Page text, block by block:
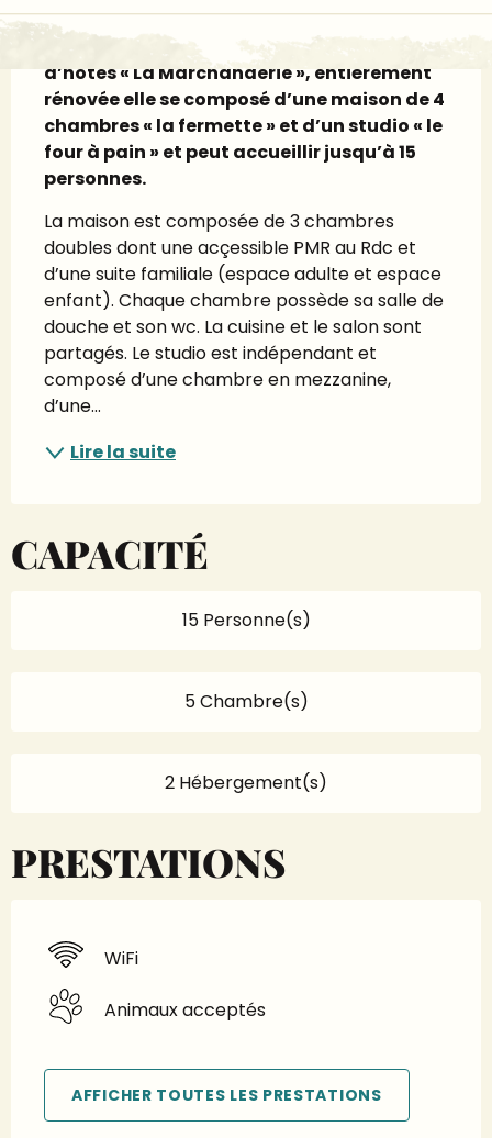
Description
Nous vous recevons dans notre maison
d’hôtes « La Marchanderie », entièrement
rénovée elle se composé d’une maison de 4
chambres « la fermette » et d’un studio « le
four à pain » et peut accueillir jusqu’à 15
personnes.
La maison est composée de 3 chambres
doubles dont une acçessible PMR au Rdc et
d’une suite familiale (espace adulte et espace
enfant). Chaque chambre possède sa salle de
douche et son wc. La cuisine et le salon sont
partagés. Le studio est indépendant et
composé d’une chambre en mezzanine,
d’une...
Lire la suite
CAPACITÉ
15 Personne(s)
5 Chambre(s)
2 Hébergement(s)
PRESTATIONS
WiFi
Animaux acceptés
AFFICHER TOUTES LES PRESTATIONS